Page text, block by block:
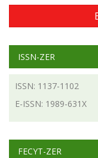
ISSN-ZER
ISSN: 1137-1102
E-ISSN: 1989-631X
FECYT-ZER